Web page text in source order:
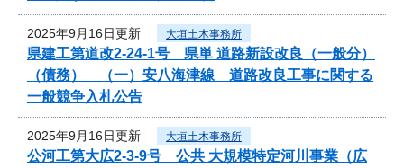
2025年9月16日更新 大垣土木事務所
県建工第道改2-24-1号 県単 道路新設改良（一般分）
（債務） （一）安八海津線 道路改良工事に関する
一般競争入札公告
2025年9月16日更新 大垣土木事務所
公河工第大広2-3-9号 公共 大規模特定河川事業（広